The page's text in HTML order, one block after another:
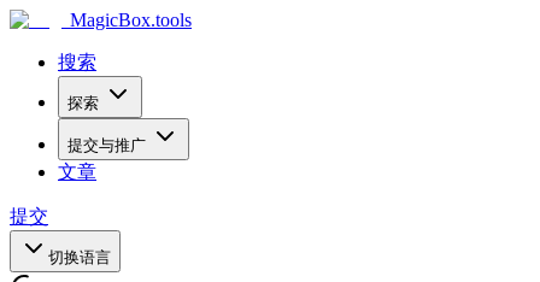
MagicBox.tools
搜索
探索
提交与推广
文章
提交
切换语言